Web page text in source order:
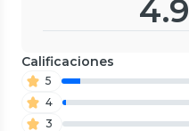
4.9
Calificaciones
5
4
3